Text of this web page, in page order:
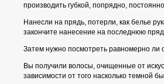
производить губкой, попрядно,
Нанесли на прядь, потерли, как белье
закончите нанесение на последнюю
Затем нужно посмотреть равномерно ли
Вы получили волосы, очищенные от
зависимости от того насколько темной